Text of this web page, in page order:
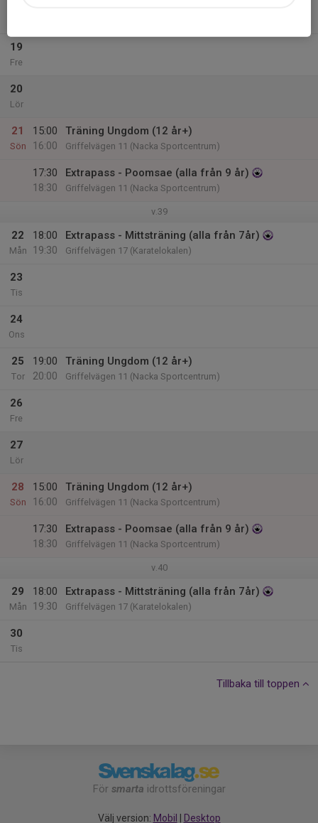
19
Fre
20
Lör
21
Sön
15:00
16:00
Träning Ungdom (12 år+)
Griffelvägen 11 (Nacka Sportcentrum)
17:30
18:30
Extrapass - Poomsae (alla från 9 år)
Griffelvägen 11 (Nacka Sportcentrum)
v.39
22
Mån
18:00
19:30
Extrapass - Mittsträning (alla från 7år)
Griffelvägen 17 (Karatelokalen)
23
Tis
24
Ons
25
Tor
19:00
20:00
Träning Ungdom (12 år+)
Griffelvägen 11 (Nacka Sportcentrum)
26
Fre
27
Lör
28
Sön
15:00
16:00
Träning Ungdom (12 år+)
Griffelvägen 11 (Nacka Sportcentrum)
17:30
18:30
Extrapass - Poomsae (alla från 9 år)
Griffelvägen 11 (Nacka Sportcentrum)
v.40
29
Mån
18:00
19:30
Extrapass - Mittsträning (alla från 7år)
Griffelvägen 17 (Karatelokalen)
30
Tis
Tillbaka till toppen
För smarta idrottsföreningar
Välj version: Mobil Desktop